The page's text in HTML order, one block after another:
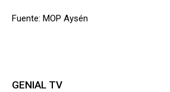
Fuente: MOP Aysén
GENIAL TV